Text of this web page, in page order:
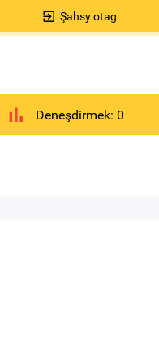
Şahsy otag
Deneşdirmek: 0